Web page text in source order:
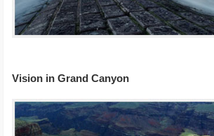
Vision in Grand Canyon